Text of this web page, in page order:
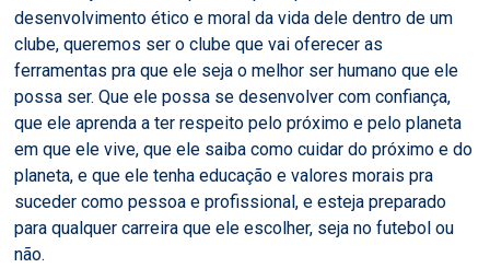
desenvolvimento ético e moral da vida dele dentro de um
clube, queremos ser o clube que vai oferecer as
ferramentas pra que ele seja o melhor ser humano que ele
possa ser. Que ele possa se desenvolver com confiança,
que ele aprenda a ter respeito pelo próximo e pelo planeta
em que ele vive, que ele saiba como cuidar do próximo e do
planeta, e que ele tenha educação e valores morais pra
suceder como pessoa e profissional, e esteja preparado
para qualquer carreira que ele escolher, seja no futebol ou
não.